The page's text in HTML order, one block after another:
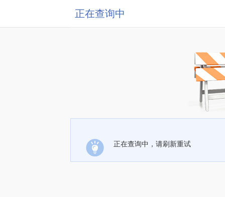
正在查询中
正在查询中，请刷新重试